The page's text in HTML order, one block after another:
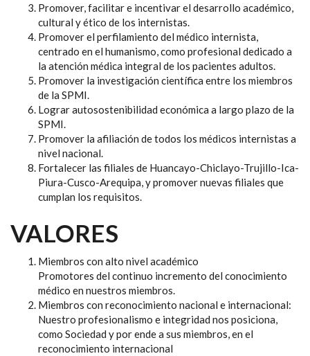
Promover, facilitar e incentivar el desarrollo académico,
cultural y ético de los internistas.
Promover el perfilamiento del médico internista,
centrado en el humanismo, como profesional dedicado a
la atención médica integral de los pacientes adultos.
Promover la investigación científica entre los miembros
de la SPMI.
Lograr autosostenibilidad económica a largo plazo de la
SPMI.
Promover la afiliación de todos los médicos internistas a
nivel nacional.
Fortalecer las filiales de Huancayo-Chiclayo-Trujillo-Ica-
Piura-Cusco-Arequipa, y promover nuevas filiales que
cumplan los requisitos.
VALORES
Miembros con alto nivel académico
Promotores del continuo incremento del conocimiento
médico en nuestros miembros.
Miembros con reconocimiento nacional e internacional:
Nuestro profesionalismo e integridad nos posiciona,
como Sociedad y por ende a sus miembros, en el
reconocimiento internacional